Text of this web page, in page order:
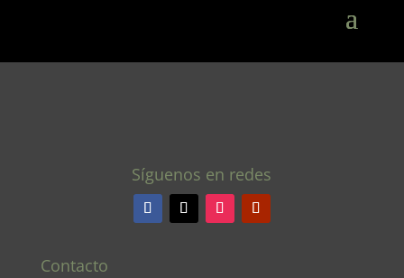
Síguenos en redes
Contacto